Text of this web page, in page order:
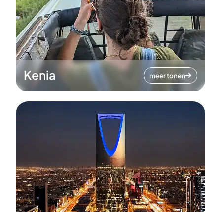
Kenia meer tonen